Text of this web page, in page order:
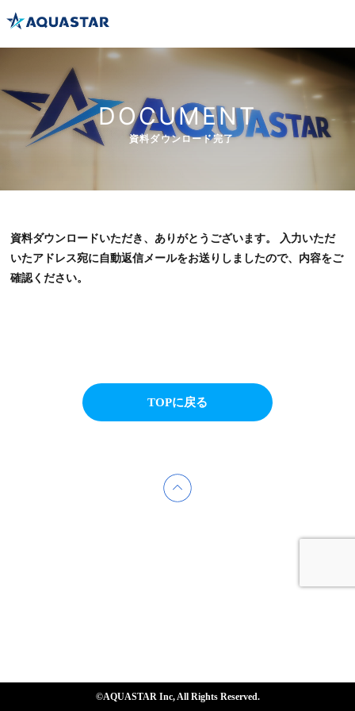
DOCUMENT
資料ダウンロード完了
資料ダウンロードいただき、ありがとうございます。 入力いただ
いたアドレス宛に自動返信メールをお送りしましたので、内容をご
確認ください。
TOPに戻る
©AQUASTAR Inc, All Rights Reserved.